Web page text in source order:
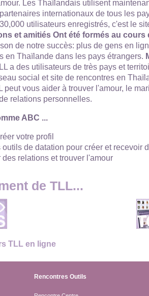
Les Thaïlandais utilisent
internationaux de tous les
utilisateurs enregistrés, c'est le
et amitiés Ont été formés au
de notre succès: plus de gens en
en Thaïlande dans les pays étrangers.
a des utilisateurs de très pays et
social et site de rencontres en
peut vous aider à trouver l'amour, le
relations personnelles.
ABC ...
votre profil
outils de datation pour créer et recevoir
des relations et trouver l'amour
de TLL...
TLL en ligne
Rencontres Outils